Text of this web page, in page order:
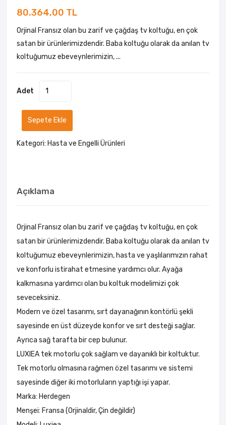
80.364,00 TL
Orjinal Fransız olan bu zarif ve çağdaş tv koltuğu, en çok
satan bir ürünlerimizdendir. Baba koltuğu olarak da anılan tv
koltuğumuz ebeveynlerimizin, ...
Adet
Sepete Ekle
Kategori: Hasta ve Engelli Ürünleri
Açıklama
Orjinal Fransız olan bu zarif ve çağdaş tv koltuğu, en çok
satan bir ürünlerimizdendir. Baba koltuğu olarak da anılan tv
koltuğumuz ebeveynlerimizin, hasta ve yaşlılarımızın rahat
ve konforlu istirahat etmesine yardımcı olur. Ayağa
kalkmasına yardımcı olan bu koltuk modelimizi çok
seveceksiniz.
Modern ve özel tasarımı, sırt dayanağının kontörlü şekli
sayesinde en üst düzeyde konfor ve sırt desteği sağlar.
Ayrıca sağ tarafta bir cep bulunur.
LUXIEA tek motorlu çok sağlam ve dayanıklı bir koltuktur.
Tek motorlu olmasına rağmen özel tasarımı ve sistemi
sayesinde diğer iki motorluların yaptığı işi yapar.
Marka: Herdegen
Menşei: Fransa (Orjinaldir, Çin değildir)